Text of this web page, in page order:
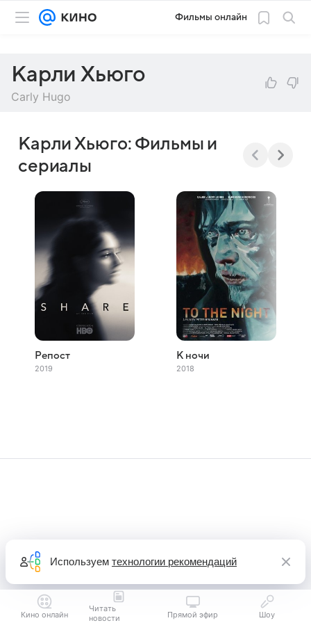
Фильмы онлайн
Карли Хьюго
Carly Hugo
Карли Хьюго: Фильмы и
сериалы
Репост
2019
К ночи
2018
Кино онлайн
Читать
новости
Прямой эфир Шоу
Используем технологии рекомендаций